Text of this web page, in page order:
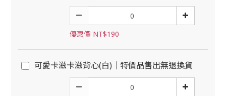
優惠價 NT$190
可愛卡滋卡滋背心(白)｜特價品售出無退換貨